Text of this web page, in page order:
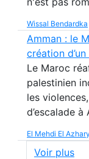
Wissal Bendardka
Amman : le
création
Le Maroc
palestinien
les
d’escalade
El Mehdi El Azhary
Voir plus